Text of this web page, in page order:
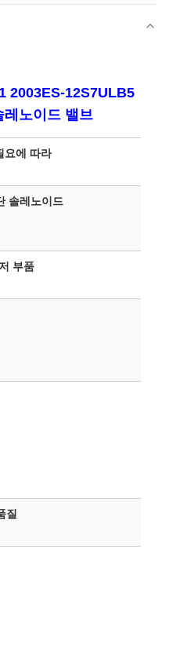
2003ES-12S7ULB5
레노이드 밸브
요에 따라
솔레노이드
부품
질